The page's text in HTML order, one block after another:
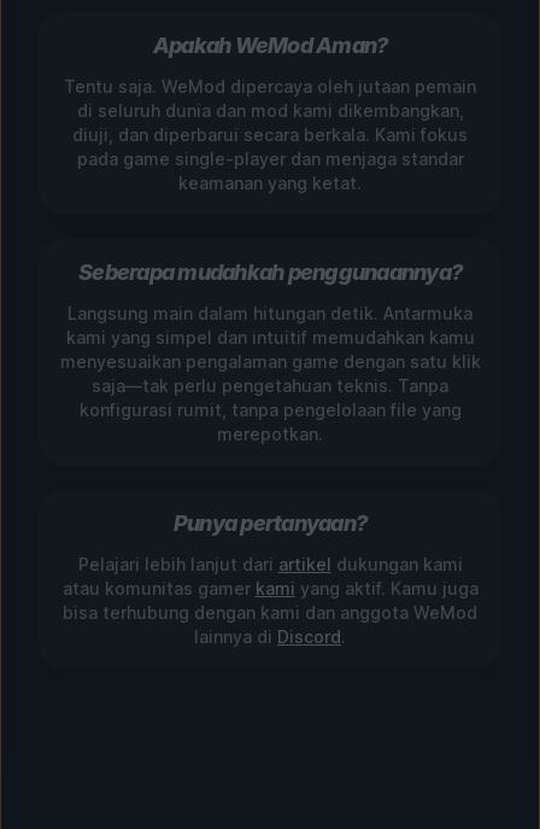
Apakah WeMod Aman?
Tentu saja. WeMod dipercaya oleh jutaan pemain
di seluruh dunia dan mod kami dikembangkan,
diuji, dan diperbarui secara berkala. Kami fokus
pada game single-player dan menjaga standar
keamanan yang ketat.
Seberapa mudahkah penggunaannya?
Langsung main dalam hitungan detik. Antarmuka
kami yang simpel dan intuitif memudahkan kamu
menyesuaikan pengalaman game dengan satu klik
saja—tak perlu pengetahuan teknis. Tanpa
konfigurasi rumit, tanpa pengelolaan file yang
merepotkan.
Punya pertanyaan?
Pelajari lebih lanjut dari artikel dukungan kami
atau komunitas gamer kami yang aktif. Kamu juga
bisa terhubung dengan kami dan anggota WeMod
lainnya di Discord.